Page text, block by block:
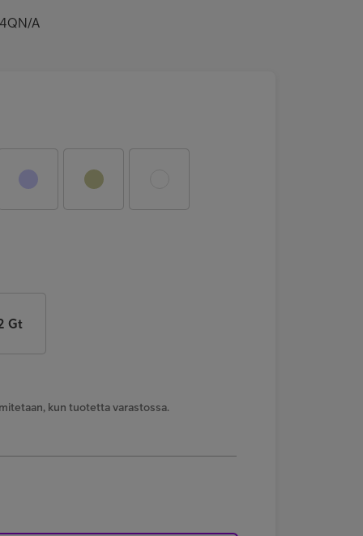
A
Gt
kun tuotetta varastossa.